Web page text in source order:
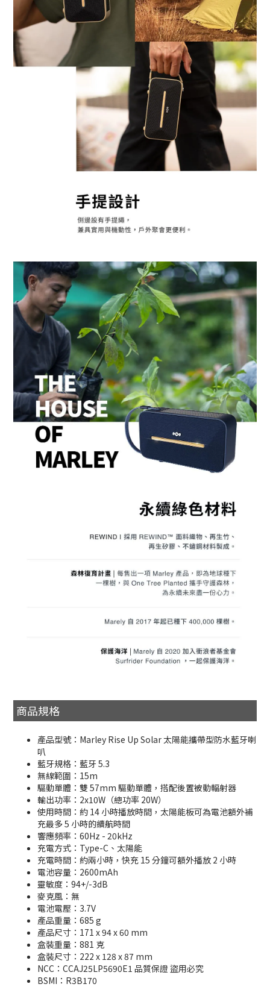
商品規格
產品型號：Marley Rise Up Solar 太陽能攜帶型防水藍牙喇
叭
藍牙規格：藍牙 5.3
無線範圍：15m
驅動單體：雙 57mm 驅動單體，搭配後置被動輻射器
輸出功率：2x10W（總功率 20W）
使用時間：約 14 小時播放時間，太陽能板可為電池額外補
充最多 5 小時的續航時間
響應頻率：60Hz - 20kHz
充電方式：Type-C、太陽能
充電時間：約兩小時，快充 15 分鐘可額外播放 2 小時
電池容量：2600mAh
靈敏度：94+/-3dB
麥克風：無
電池電壓：3.7V
產品重量：685 g
產品尺寸：171 x 94 x 60 mm
盒裝重量：881 克
盒裝尺寸：222 x 128 x 87 mm
NCC：CCAJ25LP5690E1 品質保證 盜用必究
BSMI：R3B170